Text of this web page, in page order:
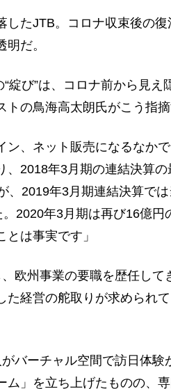
たJTB。コロナ収束後の
だ。
び”は、コロナ前から見え
の鳥海高太朗氏がこう指摘
ン、ネット販売になるなか
、2018年3月期の連結決算
、2019年3月期連結決算で
2020年3月期は再び16億円
は事実です」
欧州事業の要職を歴任して
た経営の舵取りが求められ
バーチャル空間で訪日体験
ム」を立ち上げたものの、